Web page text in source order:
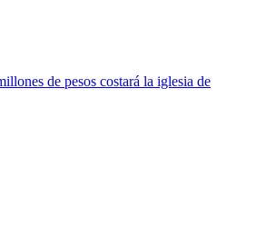
de pesos costará la iglesia de